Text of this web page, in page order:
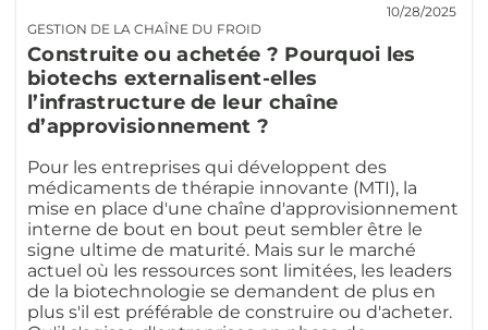
GESTION DE LA CHAÎNE DU FROID
10/28/2025
Construite ou achetée ? Pourquoi les
biotechs externalisent-elles
l’infrastructure de leur chaîne
d’approvisionnement ?
Pour les entreprises qui développent des
médicaments de thérapie innovante (MTI), la
mise en place d'une chaîne d'approvisionnement
interne de bout en bout peut sembler être le
signe ultime de maturité. Mais sur le marché
actuel où les ressources sont limitées, les leaders
de la biotechnologie se demandent de plus en
plus s'il est préférable de construire ou d'acheter.